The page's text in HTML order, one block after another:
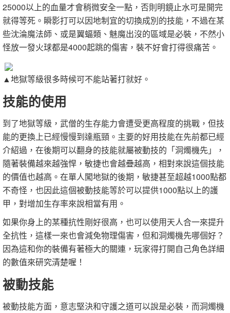
25000以上的血量才會稍微安全一點，否則明鏡止水可是開完
就得等死。瞬影打可以因地制宜的切換成別的技能，不過在某
些沈淪魔法師、或是翼蝠類、魅魔出沒的區域是必裝，不然小
怪放一發火球都是4000起跳的傷害，裝不好會打得很痛苦。
▲地獄等級很多時候可不能站著打就好。
技能的使用
到了地獄等級，武僧的生存能力會遭受更高程度的挑戰，但技
能的更換上已經慢慢到達瓶頸。主要的好用技能在先前都已經
介紹過，在後期可以翻身的技能就屬被動技的「洞燭機先」，
隨著裝備越來越強悍，敏捷也會越疊越高，相對來說這個技能
的價值也越高。在單人闖地獄的後期，敏捷甚至超越1000點都
不奇怪，也因此這個被動技能等於可以提供1000點以上的護
甲，對增加生存率來說相當有用。
如果你身上的某種抗性剛好很高，也可以使用天人合一來提升
全抗性，這樣一來也會減免物理傷害，但和洞燭機先哪個好？
因為這和你的裝備有著極大的關連，玩家得打開自己角色詳細
的數值來研究清楚喔！
被動技能
被動技能方面，意志堅決和守護之道可以說是必裝，而洞燭機